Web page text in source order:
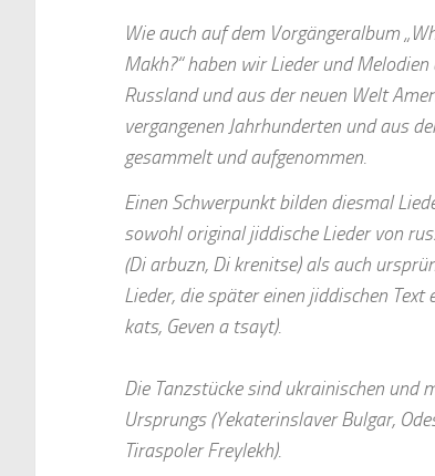
Wie auch auf dem Vorgängeralbum
Makh?“ haben wir Lieder und
Russland und aus der neuen Welt
vergangenen Jahrhunderten und aus
gesammelt und aufgenommen.
Einen Schwerpunkt bilden diesmal
sowohl original jiddische Lieder von
(Di arbuzn, Di krenitse) als auch
Lieder, die später einen jiddischen Text
kats, Geven a tsayt).
Die Tanzstücke sind ukrainischen und
Ursprungs (Yekaterinslaver Bulgar,
Tiraspoler Freylekh).